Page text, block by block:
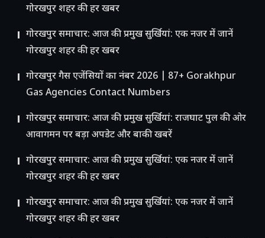
गोरखपुर शहर की हर खबर
गोरखपुर समाचार: आज की प्रमुख सुर्खियां: एक नजर में जानें
गोरखपुर शहर की हर खबर
गोरखपुर गैस एजेंसियों का नंबर 2026 | 87+ Gorakhpur
Gas Agencies Contact Numbers
गोरखपुर समाचार: आज की प्रमुख सुर्खियां: राजघाट पुल की ओर
आवागमन पर बड़ा अपडेट और बाकी खबरें
गोरखपुर समाचार: आज की प्रमुख सुर्खियां: एक नजर में जानें
गोरखपुर शहर की हर खबर
गोरखपुर समाचार: आज की प्रमुख सुर्खियां: एक नजर में जानें
गोरखपुर शहर की हर खबर